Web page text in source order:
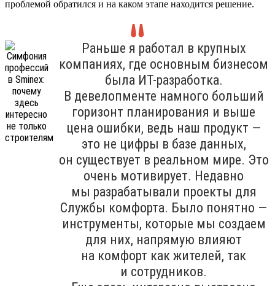
проблемой обратился и на каком этапе находится решение.
Раньше я работал в крупных
компаниях, где основным бизнесом
была ИТ-разработка.
В девелопменте намного больший
горизонт планирования и выше
цена ошибки, ведь наш продукт —
это не цифры в базе данных,
он существует в реальном мире. Это
очень мотивирует. Недавно
мы разрабатывали проекты для
Службы комфорта. Было понятно —
инструменты, которые мы создаем
для них, напрямую влияют
на комфорт как жителей, так
и сотрудников.